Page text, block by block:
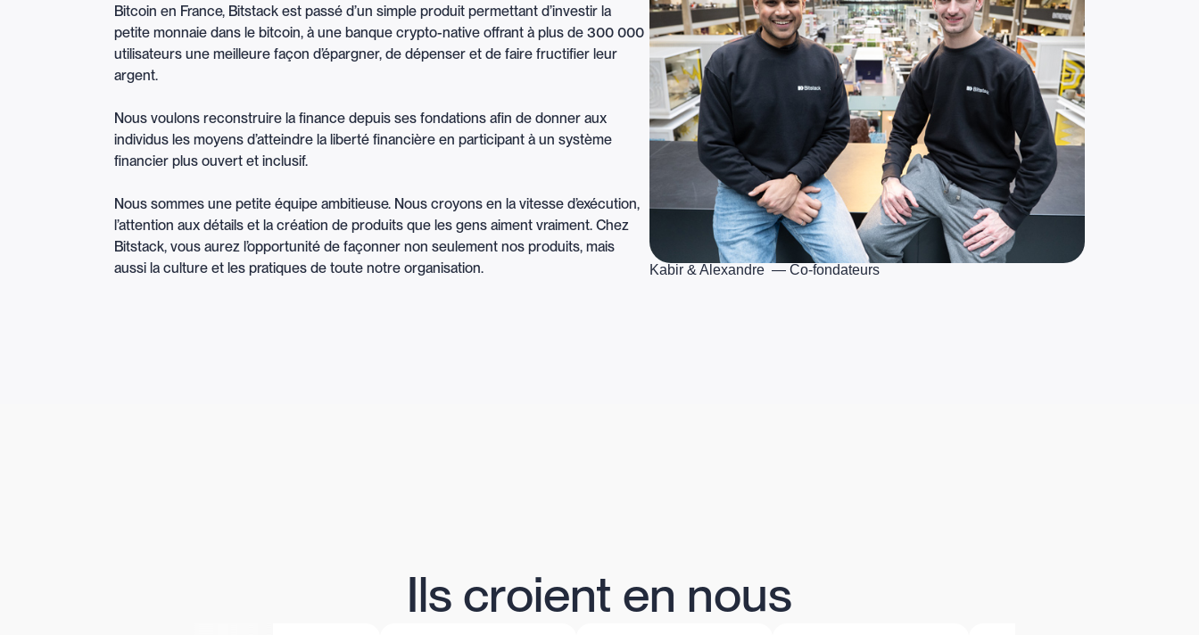
Bitcoin en France, Bitstack est passé d’un simple produit permettant d’investir la
petite monnaie dans le bitcoin, à une banque crypto-native offrant à plus de 300 000
utilisateurs une meilleure façon d’épargner, de dépenser et de faire fructifier leur
argent.
Nous voulons reconstruire la finance depuis ses fondations afin de donner aux
individus les moyens d’atteindre la liberté financière en participant à un système
financier plus ouvert et inclusif.
Nous sommes une petite équipe ambitieuse. Nous croyons en la vitesse d’exécution,
l’attention aux détails et la création de produits que les gens aiment vraiment. Chez
Bitstack, vous aurez l’opportunité de façonner non seulement nos produits, mais
aussi la culture et les pratiques de toute notre organisation.
Kabir & Alexandre — Co-fondateurs
Ils croient en nous